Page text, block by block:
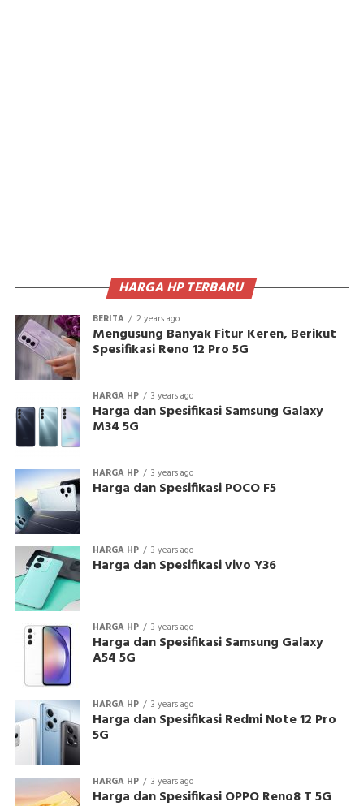
HARGA HP TERBARU
BERITA 2 years ago
Mengusung Banyak Fitur Keren, Berikut
Spesifikasi Reno 12 Pro 5G
HARGA HP 3 years ago
Harga dan Spesifikasi Samsung Galaxy
M34 5G
HARGA HP 3 years ago
Harga dan Spesifikasi POCO F5
HARGA HP 3 years ago
Harga dan Spesifikasi vivo Y36
HARGA HP 3 years ago
Harga dan Spesifikasi Samsung Galaxy
A54 5G
HARGA HP 3 years ago
Harga dan Spesifikasi Redmi Note 12 Pro
5G
HARGA HP 3 years ago
Harga dan Spesifikasi OPPO Reno8 T 5G